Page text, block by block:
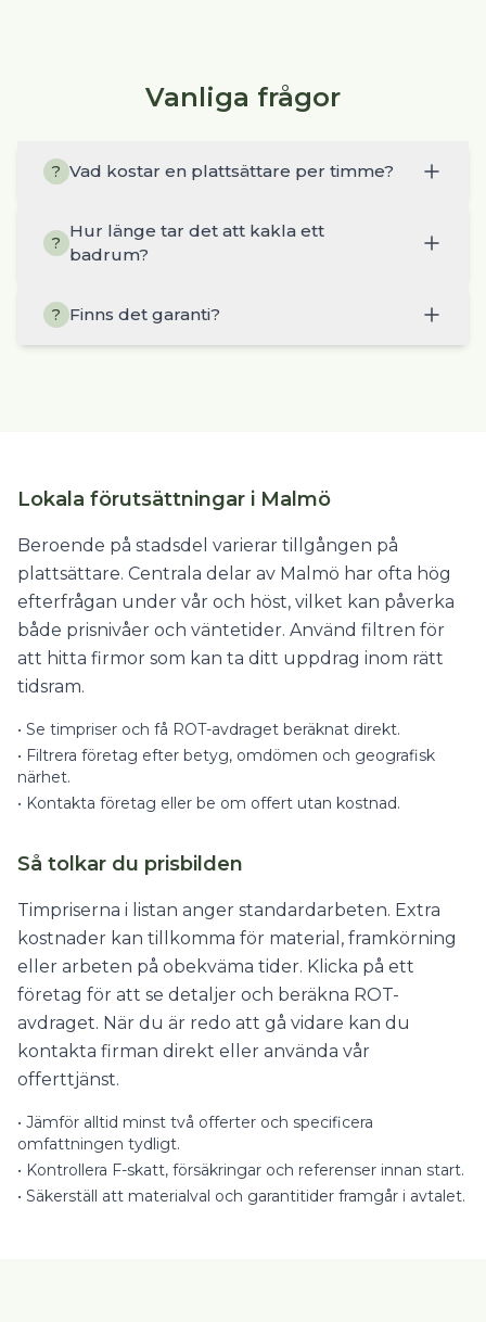
Vanliga frågor
? Vad kostar en plattsättare per timme?
?
Hur länge tar det att kakla ett
badrum?
? Finns det garanti?
Lokala förutsättningar i Malmö
Beroende på stadsdel varierar tillgången på
plattsättare. Centrala delar av Malmö har ofta hög
efterfrågan under vår och höst, vilket kan påverka
både prisnivåer och väntetider. Använd filtren för
att hitta firmor som kan ta ditt uppdrag inom rätt
tidsram.
• Se timpriser och få ROT-avdraget beräknat direkt.
• Filtrera företag efter betyg, omdömen och geografisk
närhet.
• Kontakta företag eller be om offert utan kostnad.
Så tolkar du prisbilden
Timpriserna i listan anger standardarbeten. Extra
kostnader kan tillkomma för material, framkörning
eller arbeten på obekväma tider. Klicka på ett
företag för att se detaljer och beräkna ROT-
avdraget. När du är redo att gå vidare kan du
kontakta firman direkt eller använda vår
offerttjänst.
• Jämför alltid minst två offerter och specificera
omfattningen tydligt.
• Kontrollera F-skatt, försäkringar och referenser innan start.
• Säkerställ att materialval och garantitider framgår i avtalet.